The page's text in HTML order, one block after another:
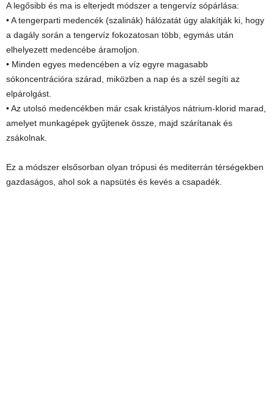
A legősibb és ma is elterjedt módszer a tengervíz sópárlása:
• A tengerparti medencék (szalinák) hálózatát úgy alakítják ki, hogy
a dagály során a tengervíz fokozatosan több, egymás után
elhelyezett medencébe áramoljon.
• Minden egyes medencében a víz egyre magasabb
sókoncentrációra szárad, miközben a nap és a szél segíti az
elpárolgást.
• Az utolsó medencékben már csak kristályos nátrium-klorid marad,
amelyet munkagépek gyűjtenek össze, majd szárítanak és
zsákolnak.
Ez a módszer elsősorban olyan trópusi és mediterrán térségekben
gazdaságos, ahol sok a napsütés és kevés a csapadék.